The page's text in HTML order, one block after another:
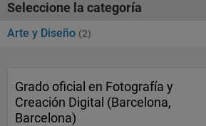
Seleccione la categoría
Arte y Diseño (2)
Grado oficial en Fotografía y
Creación Digital (Barcelona,
Barcelona)